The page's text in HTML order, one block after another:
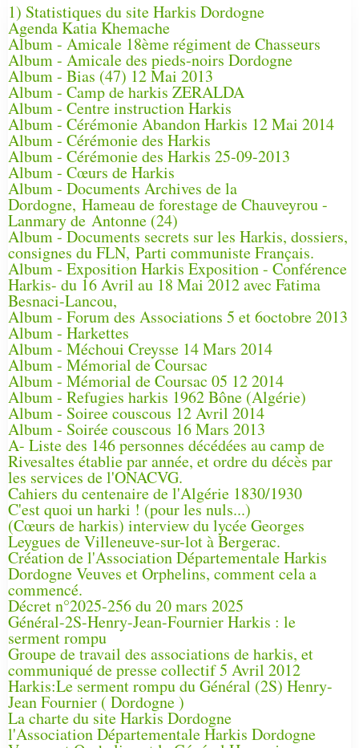
1) Statistiques du site Harkis Dordogne
Agenda Katia Khemache
Album - Amicale 18ème régiment de Chasseurs
Album - Amicale des pieds-noirs Dordogne
Album - Bias (47) 12 Mai 2013
Album - Camp de harkis ZERALDA
Album - Centre instruction Harkis
Album - Cérémonie Abandon Harkis 12 Mai 2014
Album - Cérémonie des Harkis
Album - Cérémonie des Harkis 25-09-2013
Album - Cœurs de Harkis
Album - Documents Archives de la
Dordogne, Hameau de forestage de Chauveyrou -
Lanmary de Antonne (24)
Album - Documents secrets sur les Harkis, dossiers,
consignes du FLN, Parti communiste Français.
Album - Exposition Harkis Exposition - Conférence
Harkis- du 16 Avril au 18 Mai 2012 avec Fatima
Besnaci-Lancou,
Album - Forum des Associations 5 et 6octobre 2013
Album - Harkettes
Album - Méchoui Creysse 14 Mars 2014
Album - Mémorial de Coursac
Album - Mémorial de Coursac 05 12 2014
Album - Refugies harkis 1962 Bône (Algérie)
Album - Soiree couscous 12 Avril 2014
Album - Soirée couscous 16 Mars 2013
A- Liste des 146 personnes décédées au camp de
Rivesaltes établie par année, et ordre du décès par
les services de l'ONACVG.
Cahiers du centenaire de l'Algérie 1830/1930
C'est quoi un harki ! (pour les nuls...)
(Cœurs de harkis) interview du lycée Georges
Leygues de Villeneuve-sur-lot à Bergerac.
Création de l'Association Départementale Harkis
Dordogne Veuves et Orphelins, comment cela a
commencé.
Décret n°2025-256 du 20 mars 2025
Général-2S-Henry-Jean-Fournier Harkis : le
serment rompu
Groupe de travail des associations de harkis, et
communiqué de presse collectif 5 Avril 2012
Harkis:Le serment rompu du Général (2S) Henry-
Jean Fournier ( Dordogne )
La charte du site Harkis Dordogne
l'Association Départementale Harkis Dordogne